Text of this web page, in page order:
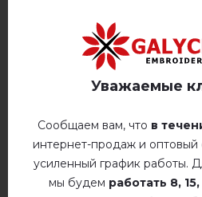
ОТЗЫВЫ О ПИОН
Немає відгуків про цей товар.
добавьте свой отзыв о
Уважаемые
Сообщаем вам, что в
интернет-продаж и оптовый
усиленный график работы.
мы будем работать 8,